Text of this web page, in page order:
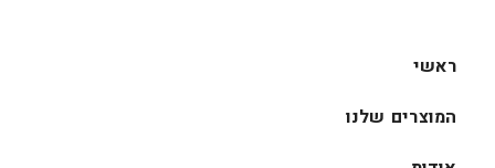
ראשי
המוצרים שלנו